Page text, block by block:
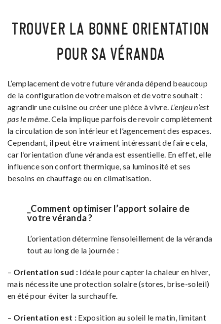
TROUVER LA BONNE ORIENTATION
POUR SA VÉRANDA
L’emplacement de votre future véranda dépend beaucoup
de la configuration de votre maison et de votre souhait :
agrandir une cuisine ou créer une pièce à vivre. L’enjeu n’est
pas le même. Cela implique parfois de revoir complètement
la circulation de son intérieur et l’agencement des espaces.
Cependant, il peut être vraiment intéressant de faire cela,
car l’orientation d’une véranda est essentielle. En effet, elle
influence son confort thermique, sa luminosité et ses
besoins en chauffage ou en climatisation.
_Comment optimiser l’apport solaire de
votre véranda ?
L’orientation détermine l’ensoleillement de la véranda
tout au long de la journée :
– Orientation sud : Idéale pour capter la chaleur en hiver,
mais nécessite une protection solaire (stores, brise-soleil)
en été pour éviter la surchauffe.
– Orientation est : Exposition au soleil le matin, limitant